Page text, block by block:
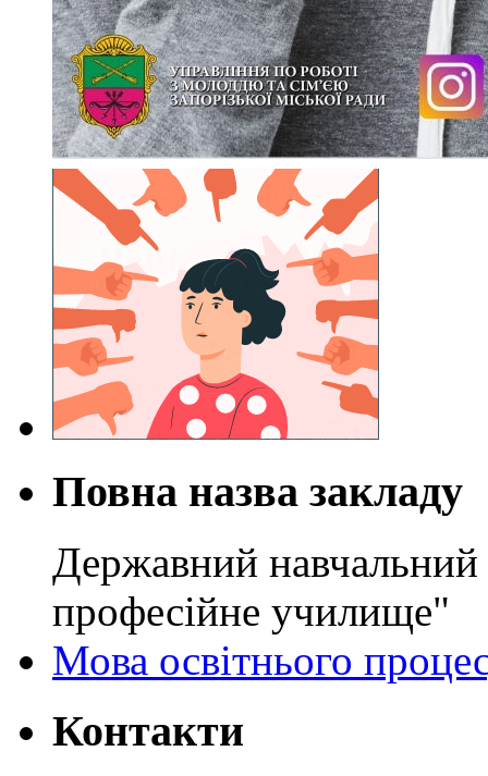
Повна назва закладу
Державний навчальний
професійне училище"
Мова освітнього
Контакти